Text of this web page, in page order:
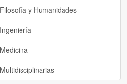
Filosofía y Humanidades
Ingeniería
Medicina
Multidisciplinarias